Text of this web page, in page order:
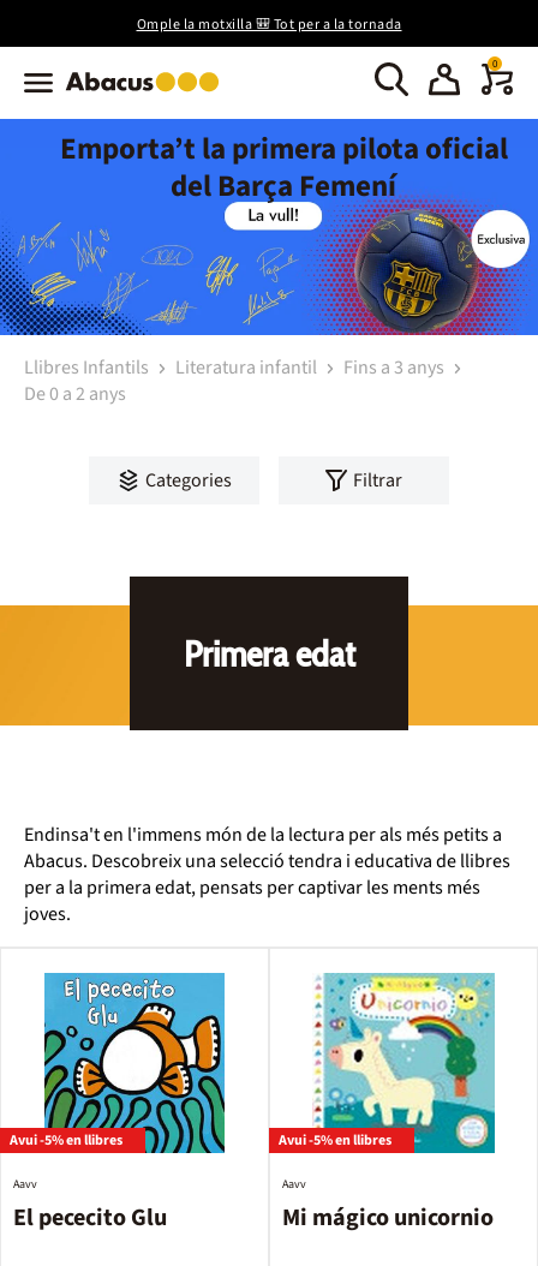
Omple la motxilla 🎒 Tot per a la tornada
0
Emporta’t la primera pilota oficial
del Barça Femení
Llibres Infantils Literatura infantil
Fins a 3 anys
De 0 a 2 anys
Categories Filtrar
Primera edat
Endinsa't en l'immens món de la lectura per als més petits a
Abacus. Descobreix una selecció tendra i educativa de llibres
per a la primera edat, pensats per captivar les ments més
joves.
Avui -5% en llibres
El pececito Glu
Aavv
Avui -5% en llibres
Mi mágico unicornio
Aavv